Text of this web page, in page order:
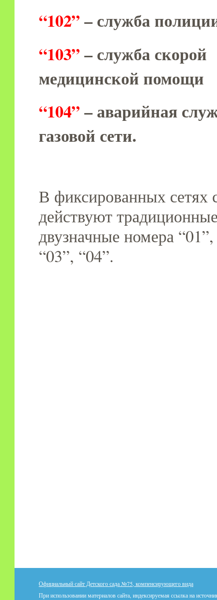
“102” – служба
“103” – служба скорой
медицинской помощи
“104” – аварийная
газовой сети.
В фиксированных сетях
действуют
двузначные номера
“03”, “04”.
Официальный сайт Детского сада №75, компенсирующего вида
При использовании материалов сайта, индексируемая ссылка на